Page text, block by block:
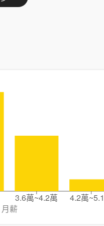
3.6萬~4.2萬
4.2萬
月薪